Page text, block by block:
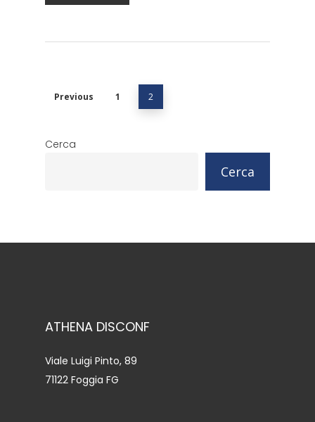
Previous 1 2
Cerca
Cerca
ATHENA DISCONF
Viale Luigi Pinto, 89
71122 Foggia FG